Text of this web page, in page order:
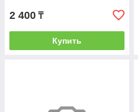
2 400 ₸
Купить